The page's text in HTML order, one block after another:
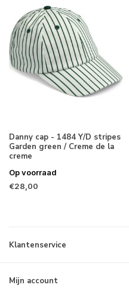
Danny cap - 1484 Y/D stripes
Garden green / Creme de la
creme
Op voorraad
€28,00
Klantenservice
Mijn account